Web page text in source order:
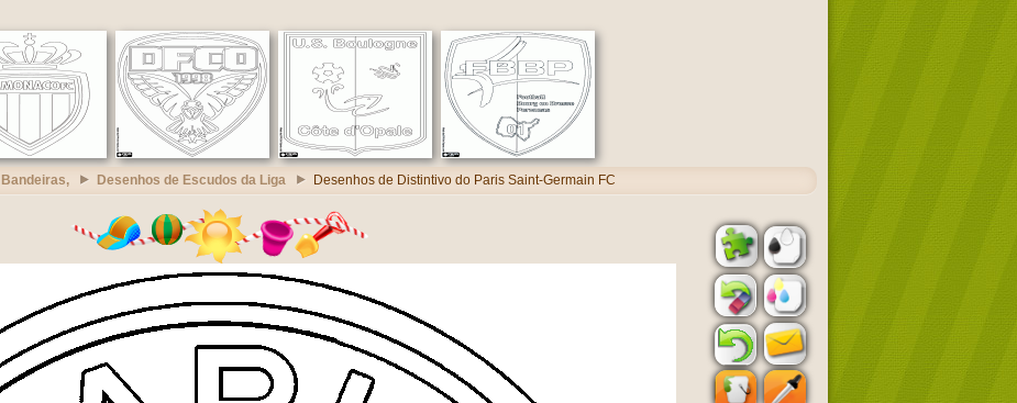
Desenhos de Escudos da Liga Desenhos de Distintivo do Paris Saint-Germain FC